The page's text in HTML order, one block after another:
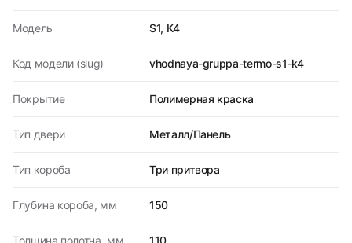
Модель S1, К4
Код модели (slug) vhodnaya-gruppa-termo-s1-k4
Покрытие Полимерная краска
Тип двери Металл/Панель
Тип короба Три притвора
Глубина короба, мм 150
Толщина полотна, мм 110